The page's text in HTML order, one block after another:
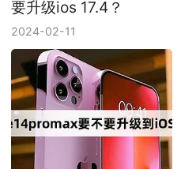
要升级ios 17.4？
2024-02-11